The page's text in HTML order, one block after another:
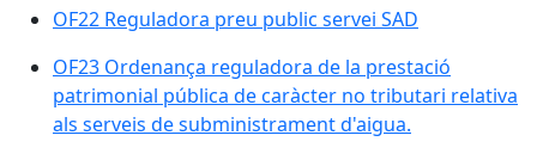
OF22 Reguladora preu public servei SAD
OF23 Ordenança reguladora de la prestació
patrimonial pública de caràcter no tributari relativa
als serveis de subministrament d'aigua.